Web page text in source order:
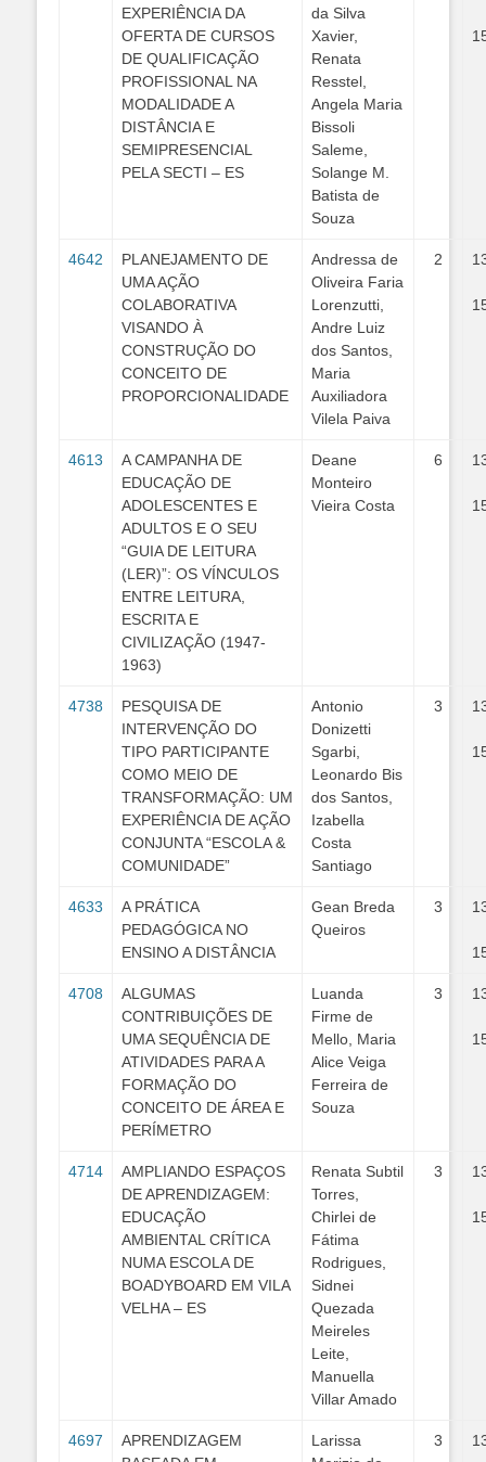
EXPERIÊNCIA DA
OFERTA DE CURSOS
DE QUALIFICAÇÃO
PROFISSIONAL NA
MODALIDADE A
DISTÂNCIA E
SEMIPRESENCIAL
PELA SECTI – ES
da Silva
Xavier,
Renata
Resstel,
Angela Maria
Bissoli
Saleme,
Solange M.
Batista de
Souza
4642
PLANEJAMENTO DE
UMA AÇÃO
COLABORATIVA
VISANDO À
CONSTRUÇÃO DO
CONCEITO DE
PROPORCIONALIDADE
Andressa de
Oliveira Faria
Lorenzutti,
Andre Luiz
dos Santos,
Maria
Auxiliadora
Vilela Paiva
2
4613
A CAMPANHA DE
EDUCAÇÃO DE
ADOLESCENTES E
ADULTOS E O SEU
“GUIA DE LEITURA
(LER)”: OS VÍNCULOS
ENTRE LEITURA,
ESCRITA E
CIVILIZAÇÃO (1947-
1963)
Deane
Monteiro
Vieira Costa
6
4738
PESQUISA DE
INTERVENÇÃO DO
TIPO PARTICIPANTE
COMO MEIO DE
TRANSFORMAÇÃO: UM
EXPERIÊNCIA DE AÇÃO
CONJUNTA “ESCOLA &
COMUNIDADE”
Antonio
Donizetti
Sgarbi,
Leonardo Bis
dos Santos,
Izabella
Costa
Santiago
3
4633
A PRÁTICA
PEDAGÓGICA NO
ENSINO A DISTÂNCIA
Gean Breda
Queiros
3
4708
ALGUMAS
CONTRIBUIÇÕES DE
UMA SEQUÊNCIA DE
ATIVIDADES PARA A
FORMAÇÃO DO
CONCEITO DE ÁREA E
PERÍMETRO
Luanda
Firme de
Mello, Maria
Alice Veiga
Ferreira de
Souza
3
4714
AMPLIANDO ESPAÇOS
DE APRENDIZAGEM:
EDUCAÇÃO
AMBIENTAL CRÍTICA
NUMA ESCOLA DE
BOADYBOARD EM VILA
VELHA – ES
Renata Subtil
Torres,
Chirlei de
Fátima
Rodrigues,
Sidnei
Quezada
Meireles
Leite,
Manuella
Villar Amado
3
4697
APRENDIZAGEM
Larissa
3